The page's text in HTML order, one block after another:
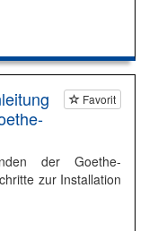
Favorit
der Goethe-
zur Installation